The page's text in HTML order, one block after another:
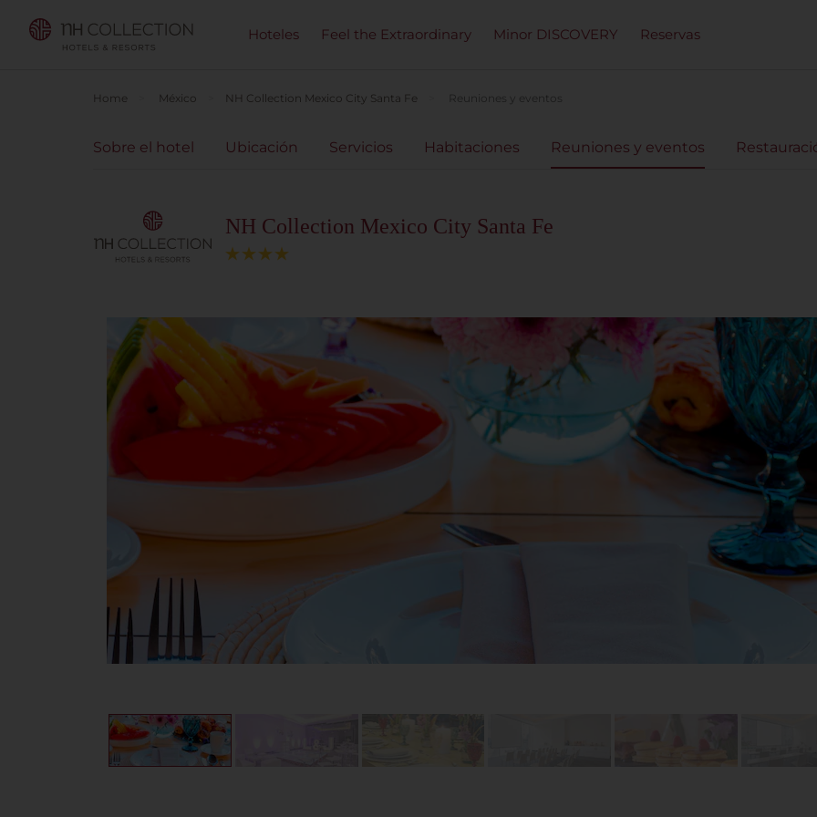
Hoteles Feel the Extraordinary Minor DISCOVERY Reservas
Home México NH Collection Mexico City Santa Fe Reuniones y eventos
Sobre el hotel Ubicación Servicios Habitaciones Reuniones y eventos
NH Collection Mexico City Santa Fe